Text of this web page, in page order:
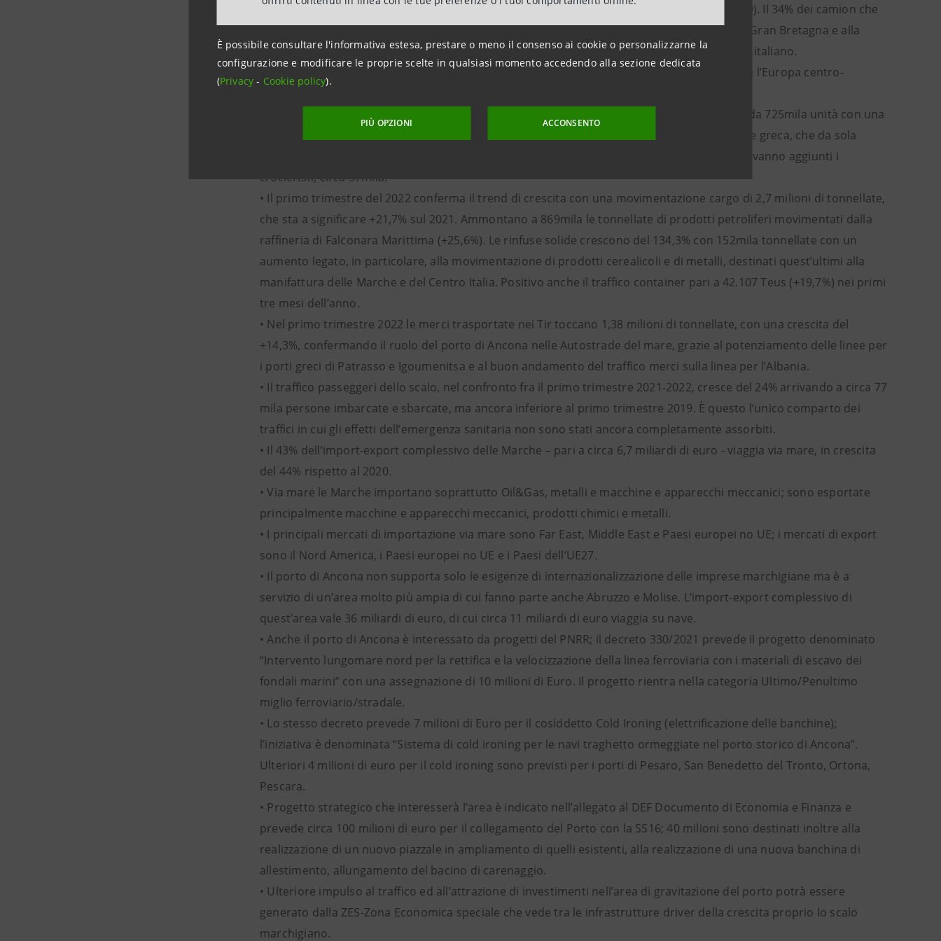
È possibile consultare l'informativa estesa, prestare o meno il consenso ai cookie o personalizzarne la
configurazione e modificare le proprie scelte in qualsiasi momento accedendo alla sezione dedicata
(Privacy- Cookie policy).
PIÙ OPZIONI ACCONSENTO
• Importante il traffico RO-RO con 5,7 milioni di tonnellate (+43,5% sul 2020 e + 21% sul 2019). Il 34% dei camion che
si imbarcano ad Ancona proviene da Francia e Spagna; il 32% dall’Europa centrale fino alla Gran Bretagna e alla
Scandinavia ed il 5% dall’Europa dell’Est. Il restante 29% del traffico ha origine nel territorio italiano.
• L’83% di questo traffico è con la Grecia, Ancona è infatti leader per il Ro/Pax tra la Grecia e l’Europa centro-
• Per quanto riguarda il traffico passeggeri, nel 2021 il Porto di Ancona è stato interessato da 725mila unità con una
forte ripresa sul 2020 (+92,2%) ma ancora lontano dai numeri del 2019 (-39,1%). La direttrice greca, che da sola
rappresenta il 75% del traffico totale, è aumentata del 68%. Ai passeggeri su navi traghetto vanno aggiunti i
crocieristi, circa 37mila.
• Il primo trimestre del 2022 conferma il trend di crescita con una movimentazione cargo di 2,7 milioni di tonnellate,
che sta a significare +21,7% sul 2021. Ammontano a 869mila le tonnellate di prodotti petroliferi movimentati dalla
raffineria di Falconara Marittima (+25,6%). Le rinfuse solide crescono del 134,3% con 152mila tonnellate con un
aumento legato, in particolare, alla movimentazione di prodotti cerealicoli e di metalli, destinati quest’ultimi alla
manifattura delle Marche e del Centro Italia. Positivo anche il traffico container pari a 42.107 Teus (+19,7%) nei primi
tre mesi dell’anno.
• Nel primo trimestre 2022 le merci trasportate nei Tir toccano 1,38 milioni di tonnellate, con una crescita del
+14,3%, confermando il ruolo del porto di Ancona nelle Autostrade del mare, grazie al potenziamento delle linee per
i porti greci di Patrasso e Igoumenitsa e al buon andamento del traffico merci sulla linea per l’Albania.
• Il traffico passeggeri dello scalo, nel confronto fra il primo trimestre 2021-2022, cresce del 24% arrivando a circa 77
mila persone imbarcate e sbarcate, ma ancora inferiore al primo trimestre 2019. È questo l’unico comparto dei
traffici in cui gli effetti dell’emergenza sanitaria non sono stati ancora completamente assorbiti.
• Il 43% dell’import-export complessivo delle Marche – pari a circa 6,7 miliardi di euro - viaggia via mare, in crescita
del 44% rispetto al 2020.
• Via mare le Marche importano soprattutto Oil&Gas, metalli e macchine e apparecchi meccanici; sono esportate
principalmente macchine e apparecchi meccanici, prodotti chimici e metalli.
• I principali mercati di importazione via mare sono Far East, Middle East e Paesi europei no UE; i mercati di export
sono il Nord America, i Paesi europei no UE e i Paesi dell’UE27.
• Il porto di Ancona non supporta solo le esigenze di internazionalizzazione delle imprese marchigiane ma è a
servizio di un’area molto più ampia di cui fanno parte anche Abruzzo e Molise. L’import-export complessivo di
quest’area vale 36 miliardi di euro, di cui circa 11 miliardi di euro viaggia su nave.
• Anche il porto di Ancona è interessato da progetti del PNRR; il decreto 330/2021 prevede il progetto denominato
“Intervento lungomare nord per la rettifica e la velocizzazione della linea ferroviaria con i materiali di escavo dei
fondali marini” con una assegnazione di 10 milioni di Euro. Il progetto rientra nella categoria Ultimo/Penultimo
miglio ferroviario/stradale.
• Lo stesso decreto prevede 7 milioni di Euro per il cosiddetto Cold Ironing (elettrificazione delle banchine);
l’iniziativa è denominata “Sistema di cold ironing per le navi traghetto ormeggiate nel porto storico di Ancona”.
Ulteriori 4 milioni di euro per il cold ironing sono previsti per i porti di Pesaro, San Benedetto del Tronto, Ortona,
Pescara.
• Progetto strategico che interesserà l’area è indicato nell’allegato al DEF Documento di Economia e Finanza e
prevede circa 100 milioni di euro per il collegamento del Porto con la SS16; 40 milioni sono destinati inoltre alla
realizzazione di un nuovo piazzale in ampliamento di quelli esistenti, alla realizzazione di una nuova banchina di
allestimento, allungamento del bacino di carenaggio.
• Ulteriore impulso al traffico ed all’attrazione di investimenti nell’area di gravitazione del porto potrà essere
generato dalla ZES-Zona Economica speciale che vede tra le infrastrutture driver della crescita proprio lo scalo
marchigiano.